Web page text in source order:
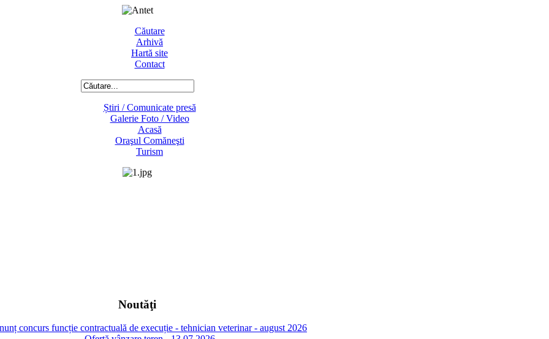
Căutare
Arhivă
Hartă site
Contact
Știri / Comunicate presă
Galerie Foto / Video
Acasă
Oraşul Comăneşti
Turism
Noutăţi
concurs funcție contractuală de execuție - tehnician veterinar - august 2026